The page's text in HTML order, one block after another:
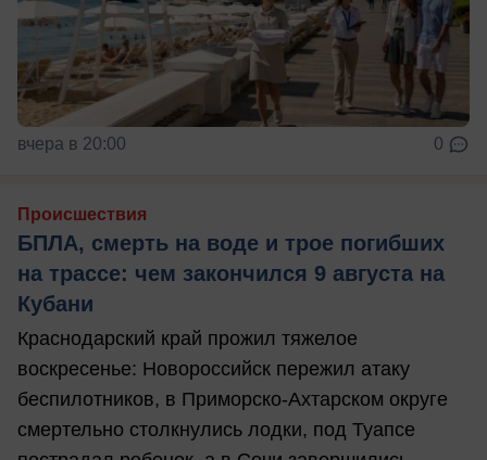
вчера в 20:00 0
Происшествия
БПЛА, смерть на воде и трое погибших
на трассе: чем закончился 9 августа на
Кубани
Краснодарский край прожил тяжелое
воскресенье: Новороссийск пережил атаку
беспилотников, в Приморско-Ахтарском округе
смертельно столкнулись лодки, под Туапсе